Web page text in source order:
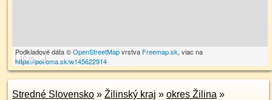
10 m
Podkladové dáta ©OpenStreetMapvrstva Freemap.sk, viac na
https://poi.oma.sk/w145622914
Stredné Slovensko » Žilinský kraj » okres Žilina »